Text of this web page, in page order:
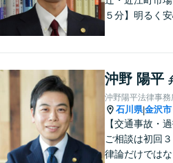
５分】明るく
沖野 陽平
沖野陽平法律事務
石川県|金沢市
【交通事故・
ご相談は初回
律論だけではな